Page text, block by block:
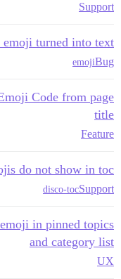
Support
turned into text
Bug
emoji
Code from page
title
Feature
do not show in toc
Support
disco-toc
in pinned topics
and category list
UX